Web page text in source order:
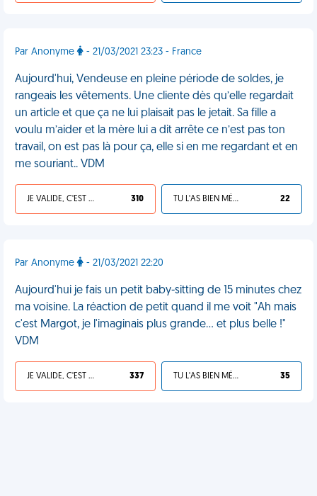
Par Anonyme - 21/03/2021 23:23 - France
Aujourd'hui, Vendeuse en pleine période de soldes, je
rangeais les vêtements. Une cliente dès qu’elle regardait
un article et que ça ne lui plaisait pas le jetait. Sa fille a
voulu m’aider et la mère lui a dit arrête ce n’est pas ton
travail, on est pas là pour ça, elle si en me regardant et en
me souriant.. VDM
JE VALIDE, C'EST UNE VDM 310 TU L'AS BIEN MÉRITÉ 22
Par Anonyme - 21/03/2021 22:20
Aujourd'hui je fais un petit baby-sitting de 15 minutes chez
ma voisine. La réaction de petit quand il me voit "Ah mais
c'est Margot, je l'imaginais plus grande... et plus belle !"
VDM
JE VALIDE, C'EST UNE VDM 337 TU L'AS BIEN MÉRITÉ 35